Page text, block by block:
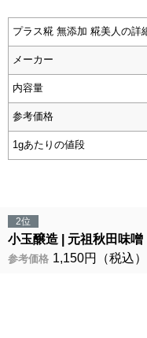
プラス糀 無添加 糀美人の詳
メーカー
内容量
参考価格
1gあたりの値段
2位
小玉醸造 元祖秋田味噌
参考価格 1,150円（税込）